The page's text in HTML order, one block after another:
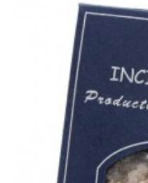
Incienso